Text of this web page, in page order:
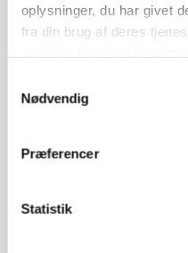
oplysninger, du har givet
fra din brug af deres
Nødvendig
Præferencer
Statistik
POLITIK
»Nu stopper I«:
protestgruppe vil